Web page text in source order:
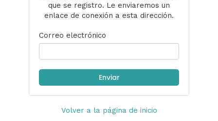
que se registro. Le enviaremos un
enlace de conexión a esta dirección.
Correo electrónico
Volver a la página de inicio